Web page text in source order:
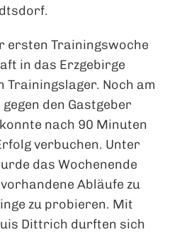
ersten Trainingswoche
in das Erzgebirge
Trainingslager. Noch am
den Gastgeber
nach 90 Minuten
verbuchen. Unter
das Wochenende
Abläufe zu
zu probieren. Mit
Dittrich durften sich